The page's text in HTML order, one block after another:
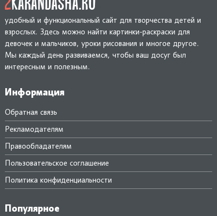
Пусть исполнятся желанья,
клад,
На радость близким и
друзьям!
удобный и функциональный сайт для творчества детей и
взрослых. Здесь можно найти картинки-раскраски для
девочек и мальчиков, уроки рисования и многое другое.
Мы каждый день развиваемся, чтобы ваш досуг был
интересным и полезным.
Информация
Обратная связь
Рекламодателям
Правообладателям
Пользовательское соглашение
Политика конфиденциальности
Популярное